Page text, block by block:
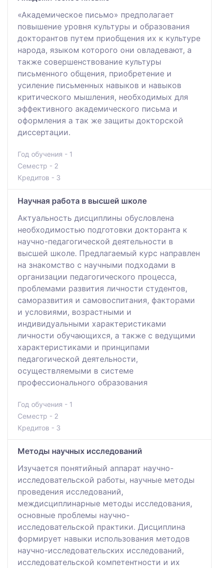
«Академическое письмо» предполагает
повышение уровня культуры и образования
докторантов путем приобщения их к культуре
народа, языком которого они овладевают, а
также совершенствование культуры
письменного общения, приобретение и
усиление письменных навыков и навыков
критического мышления, необходимых для
эффективного академического письма и
оформления а так же защиты докторской
диссертации.
Год обучения - 1
Семестр - 2
Кредитов - 3
Научная работа в высшей школе
Актуальность дисциплины обусловлена
необходимостью подготовки докторанта к
научно-педагогической деятельности в
высшей школе. Предлагаемый курс направлен
на знакомство с научными подходами в
организации педагогического процесса,
проблемами развития личности студентов,
саморазвития и самовоспитания, факторами
и условиями, возрастными и
индивидуальными характеристиками
личности обучающихся, а также с ведущими
характеристиками и принципами
педагогической деятельности,
осуществляемыми в системе
профессионального образования
Год обучения - 1
Семестр - 2
Кредитов - 3
Методы научных исследований
Изучается понятийный аппарат научно-
исследовательской работы, научные методы
проведения исследований,
междисциплинарные методы исследования,
основные проблемы научно-
исследовательской практики. Дисциплина
формирует навыки использования методов
научно-исследовательских исследований,
исследовательской компетентности и их